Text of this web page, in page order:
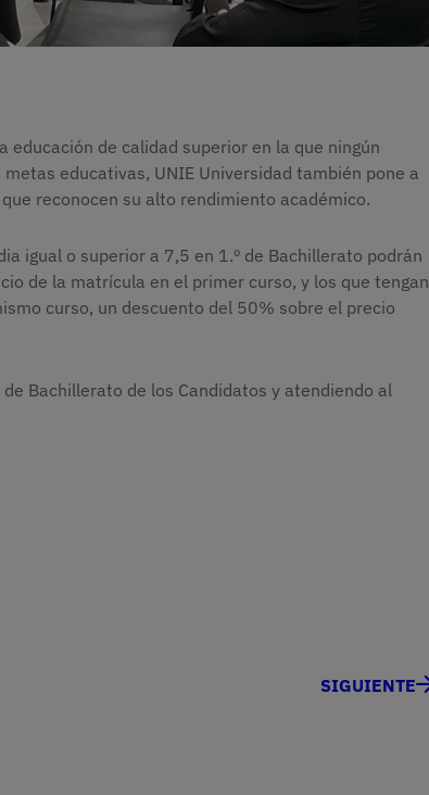
de calidad superior en la que ningún
educativas, UNIE Universidad también pone a
reconocen su alto rendimiento académico.
igual o superior a 7,5 en 1.º de Bachillerato podrán
de la matrícula en el primer curso, y los que tengan
curso, un descuento del 50% sobre el precio
Bachillerato de los Candidatos y atendiendo al
SIGUIENTE